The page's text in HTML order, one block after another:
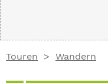
Touren Wandern